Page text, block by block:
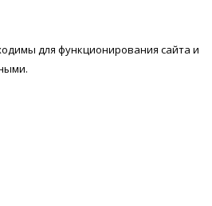
для функционирования сайта и